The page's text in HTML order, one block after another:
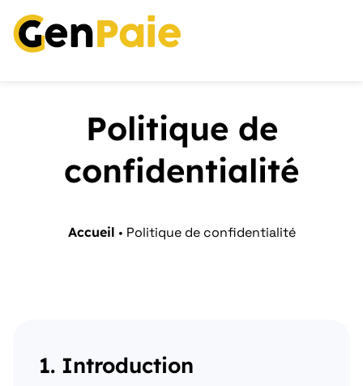
Politique de
confidentialité
Accueil • Politique de confidentialité
1. Introduction